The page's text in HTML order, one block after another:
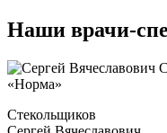
Наши врачи-
Стекольщиков